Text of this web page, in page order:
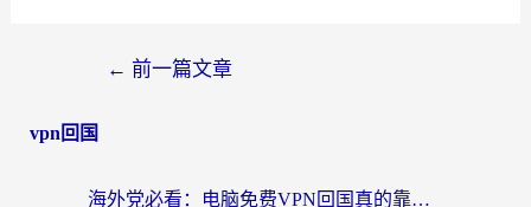
← 前一篇文章
vpn回国
海外党必看：电脑免费VPN回国真的靠谱吗？附实测对比与最优方案指南